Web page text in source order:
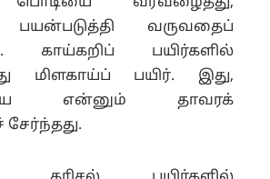
வருவதைப்
காய்கறிப் பயிர்களில்
மிளகாய்ப் பயிர். இது,
என்னும் தாவரக்
சேர்ந்தது.